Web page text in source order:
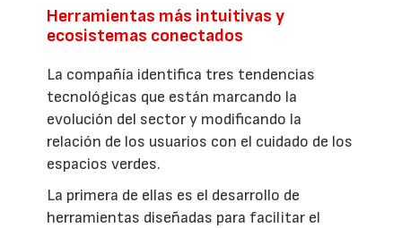
Herramientas más intuitivas y
ecosistemas conectados
La compañía identifica tres tendencias
tecnológicas que están marcando la
evolución del sector y modificando la
relación de los usuarios con el cuidado de los
espacios verdes.
La primera de ellas es el desarrollo de
herramientas diseñadas para facilitar el